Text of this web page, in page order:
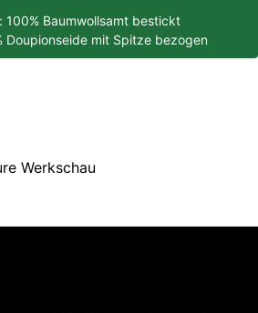
100% Baumwollsamt bestickt
Doupionseide mit Spitze bezogen